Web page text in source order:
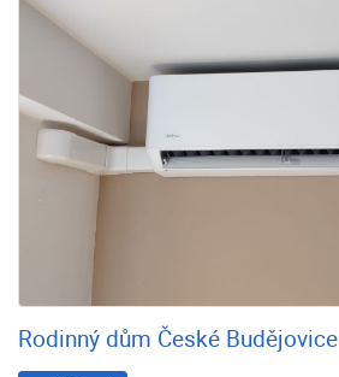
Rodinný dům České Budějovice